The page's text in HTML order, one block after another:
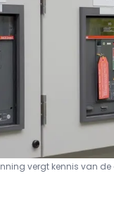
vergt kennis van